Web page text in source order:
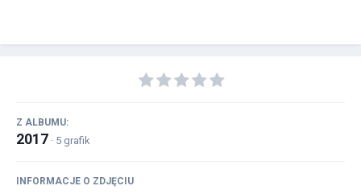
Z ALBUMU:
2017 · 5 grafik
INFORMACJE O ZDJĘCIU